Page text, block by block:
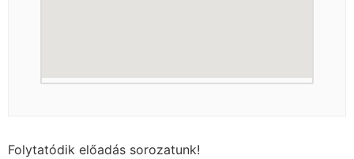
Folytatódik előadás sorozatunk!